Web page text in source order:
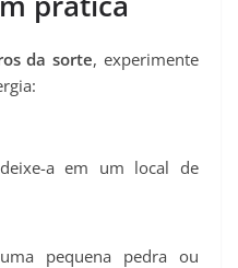
da sorte, experimente
a em um local de
pequena pedra ou